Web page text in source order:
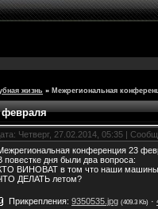
жизнь » Межрегиональная
февраля
Четверг, 27.02.2014, 05:35 |
конференция 23
повестке дня были два вопроса:
ВИНОВАТ в том что наши машины
ДЕЛАТЬ летом?
Прикрепления: 9350535.jpg (409.3 Kb) ·